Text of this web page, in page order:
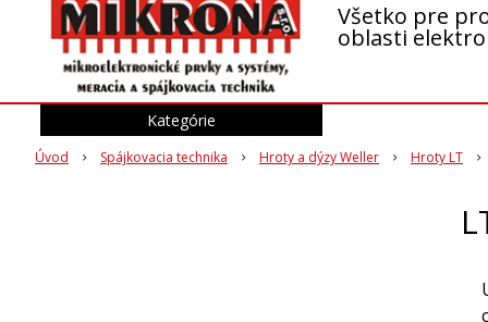
Všetko pre
oblasti
Úvod Spájkovacia technika Hroty a dýzy Weller Hroty LT
Kategórie